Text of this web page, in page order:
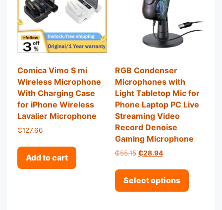
Comica Vimo S mi
Wireless Microphone
With Charging Case
for iPhone Wireless
Lavalier Microphone
₵127.66
Add to cart
RGB Condenser
Microphones with
Light Tabletop Mic for
Phone Laptop PC Live
Streaming Video
Record Denoise
Gaming Microphone
₵55.15 Original price was: ₵55.15.
₵28.94Current price is:
Select options